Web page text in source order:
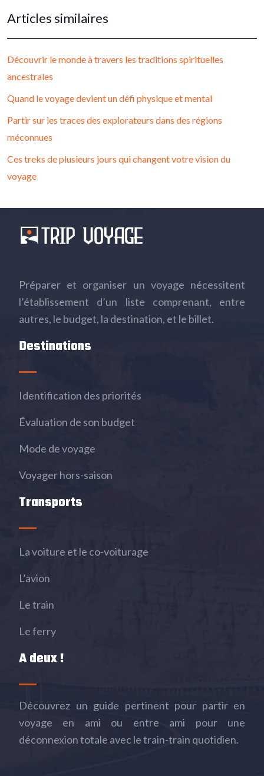
Articles similaires
Découvrir le monde à travers les traditions spirituelles
ancestrales
Quand le voyage devient un défi physique et mental
Partir sur les traces des explorateurs dans des régions
méconnues
Ces treks de plusieurs jours qui changent votre vision du
voyage
Préparer et organiser un voyage nécessitent
l’établissement d’un liste comprenant, entre
autres, le budget, la destination, et le billet.
Destinations
Identification des priorités
Évaluation de son budget
Mode de voyage
Voyager hors-saison
Transports
La voiture et le co-voiturage
L’avion
Le train
Le ferry
A deux !
Découvrez un guide pertinent pour partir en
voyage en ami ou entre ami pour une
déconnexion totale avec le train-train quotidien.